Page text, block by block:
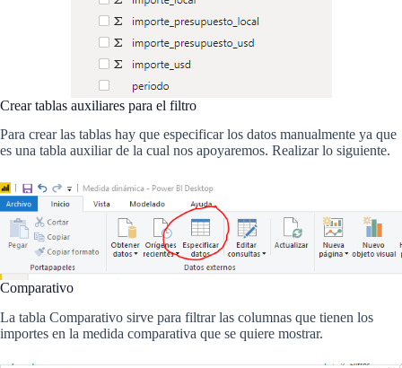
Crear tablas auxiliares para el filtro
Para crear las tablas hay que especificar los datos manualmente ya que
es una tabla auxiliar de la cual nos apoyaremos. Realizar lo siguiente.
Comparativo
La tabla Comparativo sirve para filtrar las columnas que tienen los
importes en la medida comparativa que se quiere mostrar.